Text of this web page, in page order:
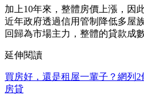
加上10年來，整體房價上漲，因
近年政府透過信用管制降低多屋
回歸為市場主力，整體的貸款成
延伸閱讀
買房好，還是租屋一輩子？網列
房貸